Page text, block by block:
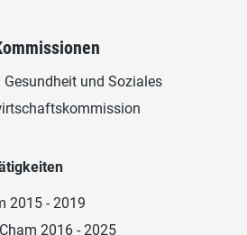
und Soziales
2015 - 2019
2016 - 2025